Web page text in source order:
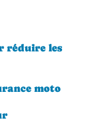
réduire les
moto